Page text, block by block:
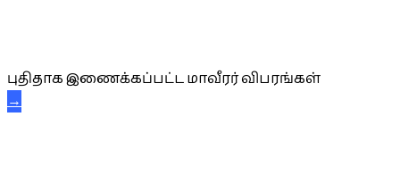
புதிதாக இணைக்கப்பட்ட மாவீரர் விபரங்கள்
→